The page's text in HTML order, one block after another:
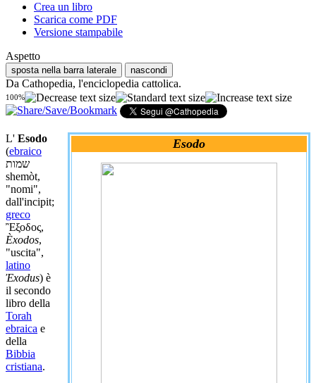
Crea un libro
Scarica come PDF
Versione stampabile
Aspetto
sposta nella barra laterale nascondi
Da Cathopedia, l'enciclopedia cattolica.
100%
Esodo
L' Esodo
(ebraico
שמות
shemòt,
"nomi",
dall'incipit;
greco
Ἒξοδος,
Èxodos,
"uscita",
latino
Ἐxodus) è
il secondo
libro della
Torah
ebraica e
della
Bibbia
cristiana.